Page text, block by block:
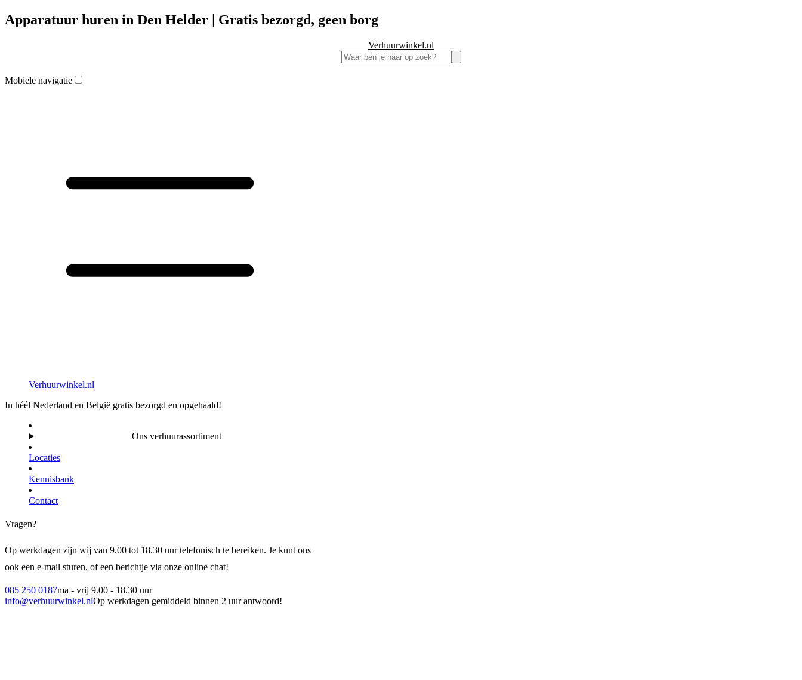
Apparatuur huren in Den Helder | Gratis bezorgd, geen borg
Verhuurwinkel.nl
Mobiele navigatie
Verhuurwinkel.nl
In héél Nederland en België gratis bezorgd en opgehaald!
Ons verhuurassortiment
Locaties
Kennisbank
Contact
Vragen?
Op werkdagen zijn wij van 9.00 tot 18.30 uur telefonisch te bereiken. Je kunt ons
ook een e-mail sturen, of een berichtje via onze online chat!
085 250 0187ma - vrij 9.00 - 18.30 uur
info@verhuurwinkel.nlOp werkdagen gemiddeld binnen 2 uur antwoord!